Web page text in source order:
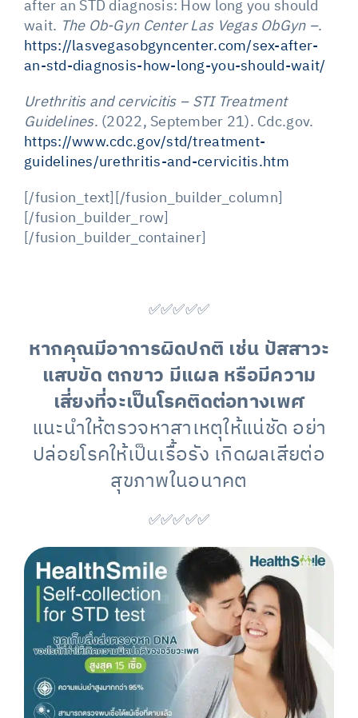
after an STD diagnosis: How long you should
wait. The Ob-Gyn Center Las Vegas ObGyn –.
https://lasvegasobgyncenter.com/sex-after-
an-std-diagnosis-how-long-you-should-wait/
Urethritis and cervicitis – STI Treatment
Guidelines. (2022, September 21). Cdc.gov.
https://www.cdc.gov/std/treatment-
guidelines/urethritis-and-cervicitis.htm
[/fusion_text][/fusion_builder_column]
[/fusion_builder_row]
[/fusion_builder_container]
✅✅✅✅✅
หากคุณมีอาการผิดปกติ เช่น ปัสสาวะ
แสบขัด ตกขาว มีแผล หรือมีความ
เสี่ยงที่จะเป็นโรคติดต่อทางเพศ
แนะนำให้ตรวจหาสาเหตุให้แน่ชัด อย่า
ปล่อยโรคให้เป็นเรื้อรัง เกิดผลเสียต่อ
สุขภาพในอนาคต
✅✅✅✅✅